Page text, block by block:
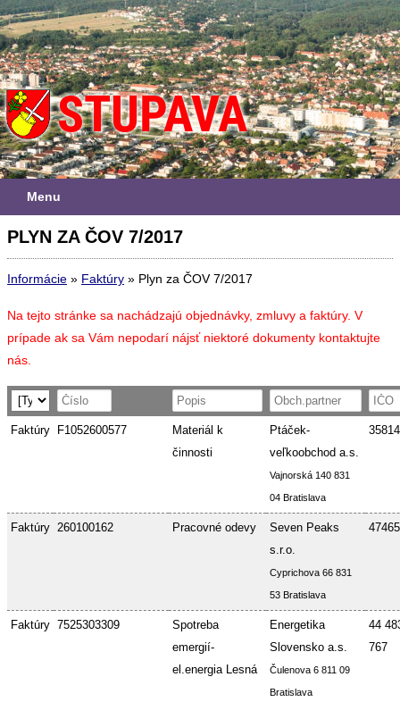
Menu
PLYN ZA ČOV 7/2017
Informácie » Faktúry » Plyn za ČOV 7/2017
Na tejto stránke sa nachádzajú objednávky, zmluvy a faktúry. V
prípade ak sa Vám nepodarí nájsť niektoré dokumenty kontaktujte
nás.
Faktúry F1052600577
Materiál k
činnosti
Ptáček-
veľkoobchod a.s.
Vajnorská 140 831
04 Bratislava
Faktúry 260100162 Pracovné odevy
Seven Peaks
s.r.o.
Cyprichova 66 831
53 Bratislava
Faktúry 7525303309
Spotreba
emergií-
el.energia Lesná
Energetika
Slovensko a.s.
Čulenova 6 811 09
Bratislava
44
767